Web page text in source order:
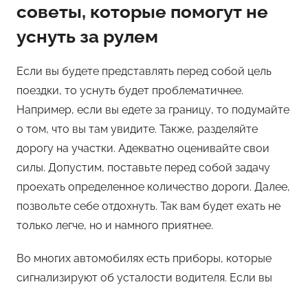
советы, которые помогут не
уснуть за рулем
Если вы будете представлять перед собой цель
поездки, то уснуть будет проблематичнее.
Например, если вы едете за границу, то подумайте
о том, что вы там увидите. Также, разделяйте
дорогу на участки. Адекватно оценивайте свои
силы. Допустим, поставьте перед собой задачу
проехать определенное количество дороги. Далее,
позвольте себе отдохнуть. Так вам будет ехать не
только легче, но и намного приятнее.
Во многих автомобилях есть приборы, которые
сигнализируют об усталости водителя. Если вы